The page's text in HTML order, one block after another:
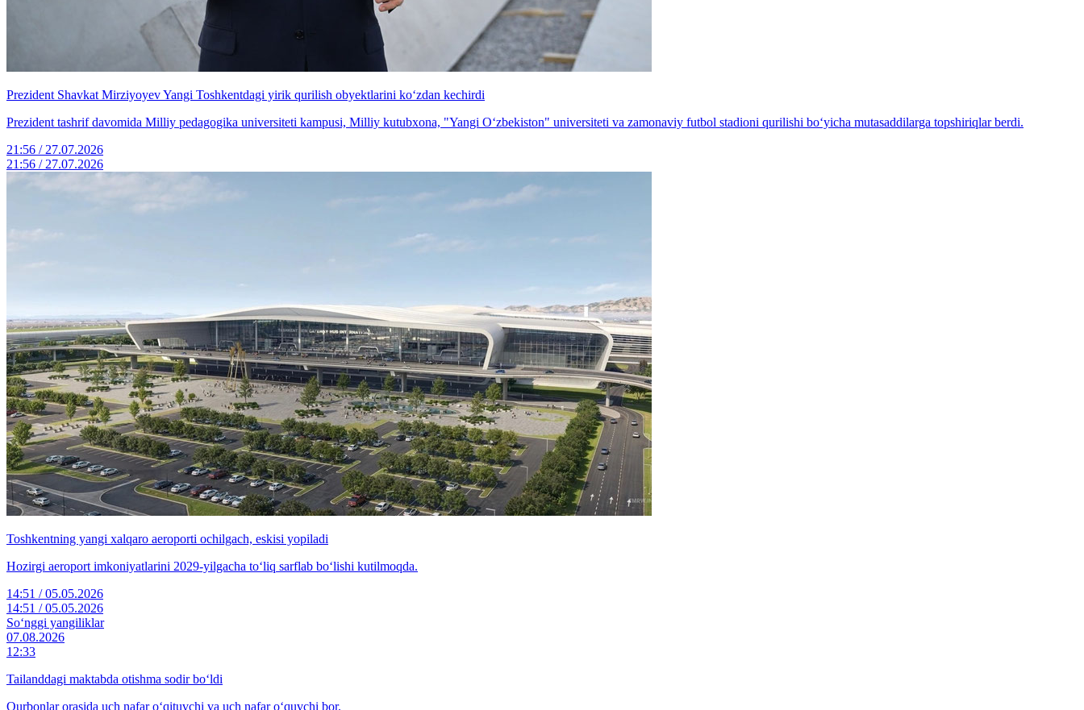
Prezident Shavkat Mirziyoyev Yangi Toshkentdagi yirik qurilish obyektlarini ko‘zdan kechirdi
Prezident tashrif davomida Milliy pedagogika universiteti kampusi, Milliy kutubxona, "Yangi O‘zbekiston" universiteti va zamonaviy futbol stadioni qurilishi bo‘yicha mutasaddilarga topshiriqlar berdi.
21:56 / 27.07.2026
21:56 / 27.07.2026
Toshkentning yangi xalqaro aeroporti ochilgach, eskisi yopiladi
Hozirgi aeroport imkoniyatlarini 2029-yilgacha to‘liq sarflab bo‘lishi kutilmoqda.
14:51 / 05.05.2026
14:51 / 05.05.2026
So‘nggi yangiliklar
07.08.2026
12:33
Tailanddagi maktabda otishma sodir bo‘ldi
Qurbonlar orasida uch nafar o‘qituvchi va uch nafar o‘quvchi bor.